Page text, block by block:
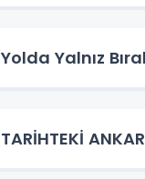
Yolda Yalnız
TARİHTEKİ